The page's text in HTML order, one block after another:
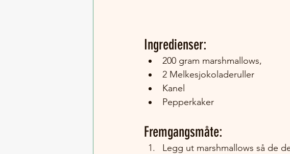
Ingredienser:
200 gram marshmallows,
2 Melkesjokoladeruller
Kanel
Pepperkaker
Fremgangsmåte:
Legg ut marshmallows så de